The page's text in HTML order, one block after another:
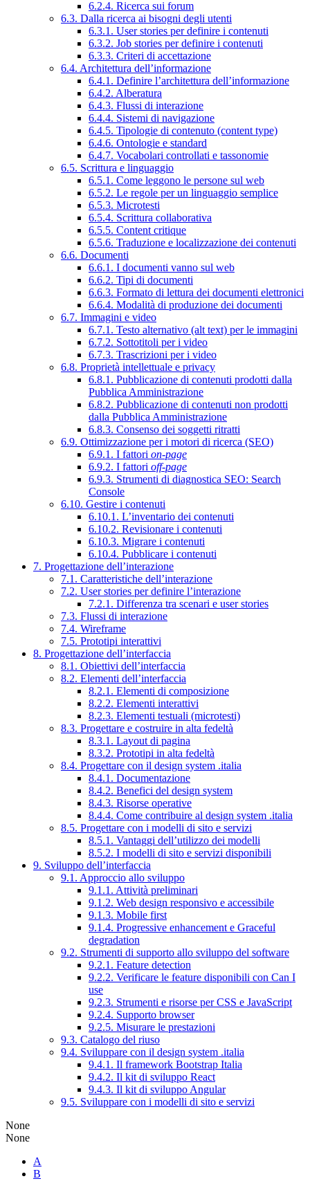
6.2.4. Ricerca sui forum
6.3. Dalla ricerca ai bisogni degli utenti
6.3.1. User stories per definire i contenuti
6.3.2. Job stories per definire i contenuti
6.3.3. Criteri di accettazione
6.4. Architettura dell’informazione
6.4.1. Definire l’architettura dell’informazione
6.4.2. Alberatura
6.4.3. Flussi di interazione
6.4.4. Sistemi di navigazione
6.4.5. Tipologie di contenuto (content type)
6.4.6. Ontologie e standard
6.4.7. Vocabolari controllati e tassonomie
6.5. Scrittura e linguaggio
6.5.1. Come leggono le persone sul web
6.5.2. Le regole per un linguaggio semplice
6.5.3. Microtesti
6.5.4. Scrittura collaborativa
6.5.5. Content critique
6.5.6. Traduzione e localizzazione dei contenuti
6.6. Documenti
6.6.1. I documenti vanno sul web
6.6.2. Tipi di documenti
6.6.3. Formato di lettura dei documenti elettronici
6.6.4. Modalità di produzione dei documenti
6.7. Immagini e video
6.7.1. Testo alternativo (alt text) per le immagini
6.7.2. Sottotitoli per i video
6.7.3. Trascrizioni per i video
6.8. Proprietà intellettuale e privacy
6.8.1. Pubblicazione di contenuti prodotti dalla
Pubblica Amministrazione
6.8.2. Pubblicazione di contenuti non prodotti
dalla Pubblica Amministrazione
6.8.3. Consenso dei soggetti ritratti
6.9. Ottimizzazione per i motori di ricerca (SEO)
6.9.1. I fattori on-page
6.9.2. I fattori off-page
6.9.3. Strumenti di diagnostica SEO: Search
Console
6.10. Gestire i contenuti
6.10.1. L’inventario dei contenuti
6.10.2. Revisionare i contenuti
6.10.3. Migrare i contenuti
6.10.4. Pubblicare i contenuti
7. Progettazione dell’interazione
7.1. Caratteristiche dell’interazione
7.2. User stories per definire l’interazione
7.2.1. Differenza tra scenari e user stories
7.3. Flussi di interazione
7.4. Wireframe
7.5. Prototipi interattivi
8. Progettazione dell’interfaccia
8.1. Obiettivi dell’interfaccia
8.2. Elementi dell’interfaccia
8.2.1. Elementi di composizione
8.2.2. Elementi interattivi
8.2.3. Elementi testuali (microtesti)
8.3. Progettare e costruire in alta fedeltà
8.3.1. Layout di pagina
8.3.2. Prototipi in alta fedeltà
8.4. Progettare con il design system .italia
8.4.1. Documentazione
8.4.2. Benefici del design system
8.4.3. Risorse operative
8.4.4. Come contribuire al design system .italia
8.5. Progettare con i modelli di sito e servizi
8.5.1. Vantaggi dell’utilizzo dei modelli
8.5.2. I modelli di sito e servizi disponibili
9. Sviluppo dell’interfaccia
9.1. Approccio allo sviluppo
9.1.1. Attività preliminari
9.1.2. Web design responsivo e accessibile
9.1.3. Mobile first
9.1.4. Progressive enhancement e Graceful
degradation
9.2. Strumenti di supporto allo sviluppo del software
9.2.1. Feature detection
9.2.2. Verificare le feature disponibili con Can I
use
9.2.3. Strumenti e risorse per CSS e JavaScript
9.2.4. Supporto browser
9.2.5. Misurare le prestazioni
9.3. Catalogo del riuso
9.4. Sviluppare con il design system .italia
9.4.1. Il framework Bootstrap Italia
9.4.2. Il kit di sviluppo React
9.4.3. Il kit di sviluppo Angular
9.5. Sviluppare con i modelli di sito e servizi
None
None
A
B